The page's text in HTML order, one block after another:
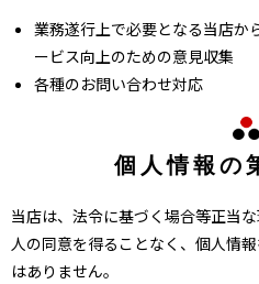
業務遂行上で必要となる当店か
ービス向上のための意見収集
各種のお問い合わせ対応
個人情報の
当店は、法令に基づく場合等正当
人の同意を得ることなく、個人情
はありません。